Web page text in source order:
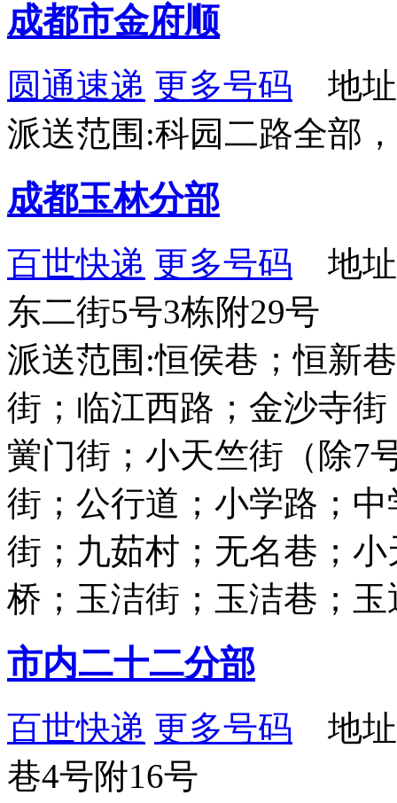
成都市金府顺
圆通速递 更多号码 地址
派送范围:科园二路全部
成都玉林分部
百世快递 更多号码 地址
东二街5号3栋附29号
派送范围:恒侯巷；恒新
街；临江西路；金沙寺
黉门街；小天竺街（除7
街；公行道；小学路；
街；九茹村；无名巷；
桥；玉洁街；玉洁巷；
市内二十二分部
百世快递 更多号码 地址
巷4号附16号